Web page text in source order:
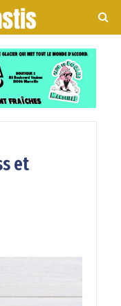
et